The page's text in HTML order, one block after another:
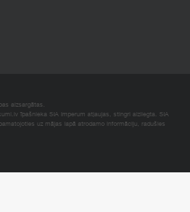
aizsargātas.
īpašnieka SIA Imperum atļaujas, stingri aizliegta. SIA
uz mājas lapā atrodamo informāciju, radušies